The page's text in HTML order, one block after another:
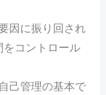
因に振り回され
コントロール
己管理の基本で